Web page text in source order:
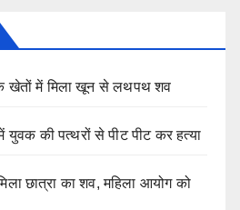
खेतों में मिला खून से लथपथ शव
युवक की पत्थरों से पीट पीट कर हत्या
छात्रा का शव, महिला आयोग को